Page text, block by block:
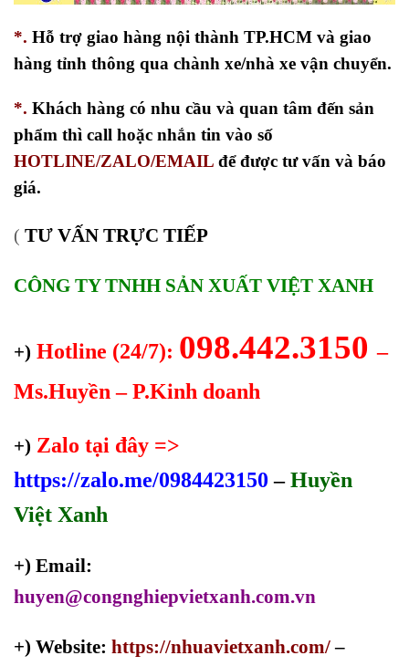
*. Hỗ trợ giao hàng nội thành TP.HCM và giao
hàng tỉnh thông qua chành xe/nhà xe vận chuyển.
*. Khách hàng có nhu cầu và quan tâm đến sản
phẩm thì call hoặc nhắn tin vào số
HOTLINE/ZALO/EMAIL để được tư vấn và báo
giá.
( TƯ VẤN TRỰC TIẾP
CÔNG TY TNHH SẢN XUẤT VIỆT XANH
+) Hotline (24/7): 098.442.3150–
Ms.Huyền – P.Kinh doanh
+) Zalo tại đây =>
https://zalo.me/0984423150 –Huyền
Việt Xanh
+) Email:
huyen@congnghiepvietxanh.com.vn
+) Website: https://nhuavietxanh.com/–